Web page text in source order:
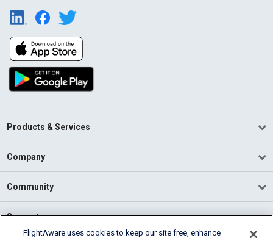
Products & Services
Company
Community
Support
FlightAware uses cookies to keep our site free, enhance